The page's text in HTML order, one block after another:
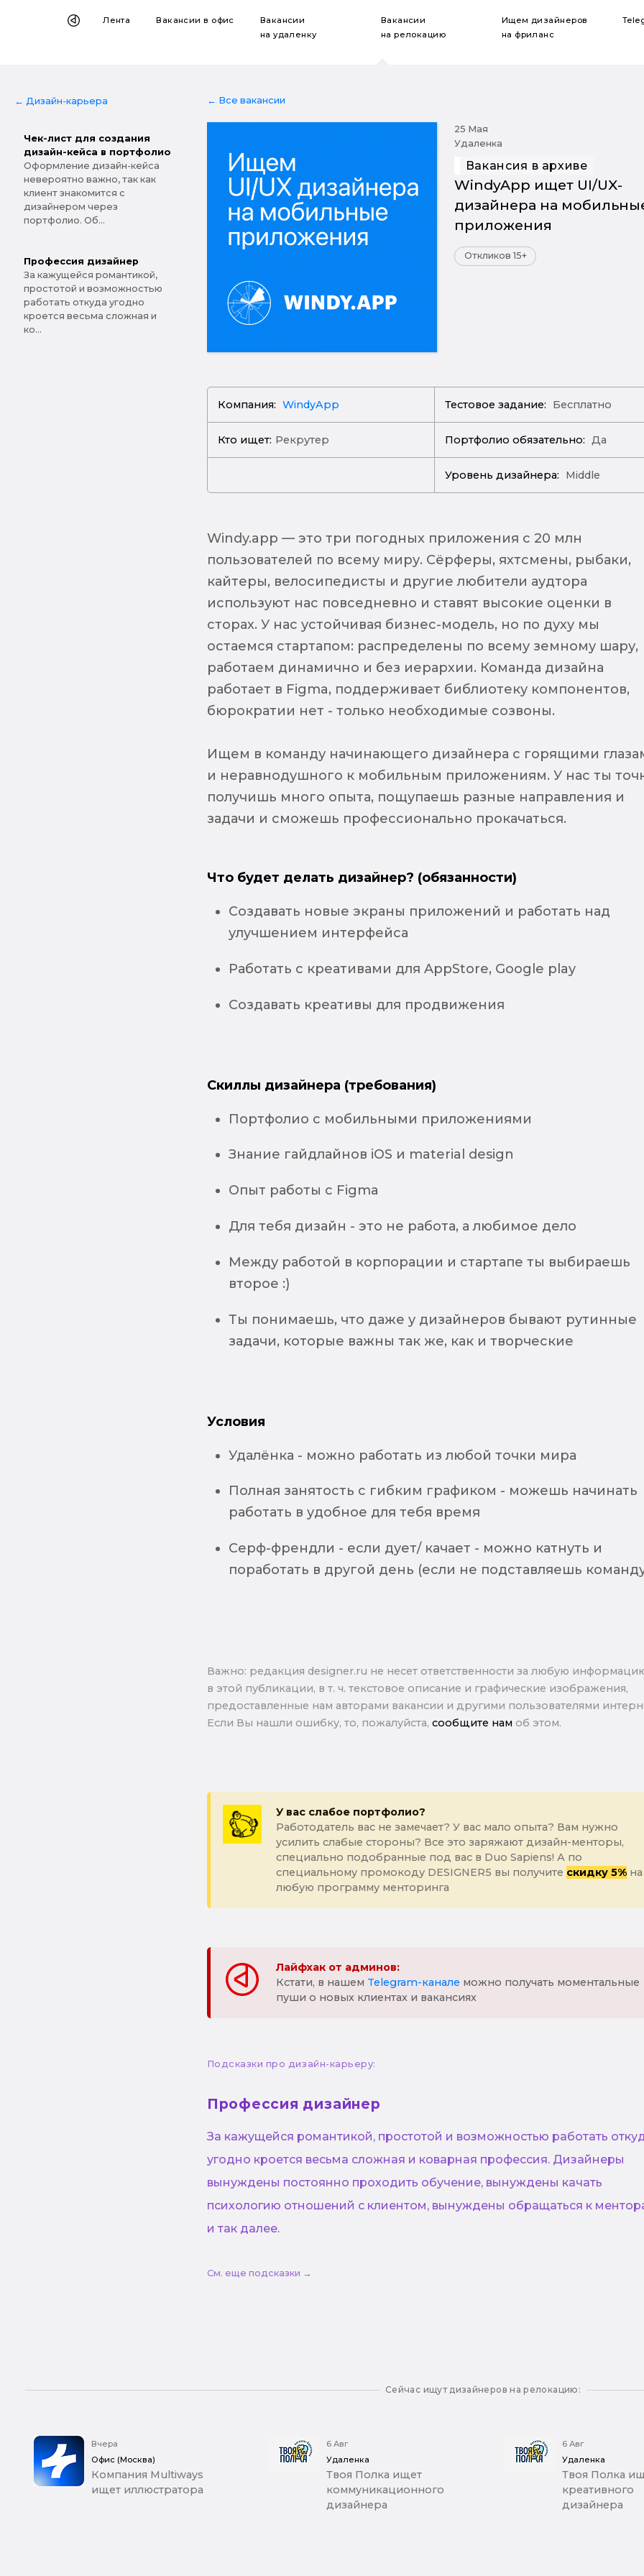
Лента Вакансиив офис
Вакансии
на удаленку
Вакансии
на релокацию
Ищем дизайнеров
на фриланс
← Дизайн-карьера
Чек-лист для создания
дизайн-кейса в портфолио
Оформление дизайн-кейса
невероятно важно, так как
клиент знакомится с
дизайнером через
портфолио. Об...
Профессия дизайнер
За кажущейся романтикой,
простотой и возможностью
работать откуда угодно
кроется весьма сложная и
ко...
← Все вакансии
25 Мая
Удаленка
Вакансия в архиве
WindyApp ищет UI/UX-
дизайнера на
приложения
Откликов 15+
Компания: WindyApp Тестовое задание: Бесплатно
Кто ищет: Рекрутер Портфолио обязательно: Да
Уровень дизайнера: Middle
Windy.app — это три погодных приложения с 20 млн
пользователей по всему миру. Сёрферы, яхтсмены, рыбаки,
кайтеры, велосипедисты и другие любители аудтора
используют нас повседневно и ставят высокие оценки в
сторах. У нас устойчивая бизнес-модель, но по духу мы
остаемся стартапом: распределены по всему земному шару,
работаем динамично и без иерархии. Команда дизайна
работает в Figma, поддерживает библиотеку компонентов,
бюрократии нет - только необходимые созвоны.
Ищем в команду начинающего дизайнера с горящими
и неравнодушного к мобильным приложениям. У нас ты
получишь много опыта, пощупаешь разные направления и
задачи и сможешь профессионально прокачаться.
Что будет делать дизайнер? (обязанности)
Создавать новые экраны приложений и работать над
улучшением интерфейса
Работать с креативами для AppStore, Google play
Cоздавать креативы для продвижения
Скиллы дизайнера (требования)
Портфолио с мобильными приложениями
Знание гайдлайнов iOS и material design
Опыт работы с Figma
Для тебя дизайн - это не работа, а любимое дело
Между работой в корпорации и стартапе ты выбираешь
второе :)
Ты понимаешь, что даже у дизайнеров бывают рутинные
задачи, которые важны так же, как и творческие
Условия
Удалёнка - можно работать из любой точки мира
Полная занятость с гибким графиком - можешь начинать
работать в удобное для тебя время
Серф-френдли - если дует/ качает - можно катнуть и
поработать в другой день (если не подставляешь
Важно: pедакция designer.ru не несет ответственности за любую
в этой публикации, в т. ч. текстовое описание и графические изображения,
предоставленные нам авторами вакансии и другими пользователями
Если Вы нашли ошибку, то, пожалуйста, сообщите нам об этом.
У вас слабое портфолио?
Работодатель вас не замечает? У вас мало опыта? Вам нужно
усилить слабые стороны? Все это заряжают дизайн-менторы,
специально подобранные под вас в Duo Sapiens! А по
специальному промокоду DESIGNER5 вы получите скидку 5%на
любую программу менторинга
Лайфхак от админов:
Кстати, в нашем Telegram-канале можно получать моментальные
пуши о новых клиентах и вакансиях
Подсказки про дизайн-карьеру:
Профессия дизайнер
За кажущейся романтикой, простотой и возможностью работать
угодно кроется весьма сложная и коварная профессия. Дизайнеры
вынуждены постоянно проходить обучение, вынуждены качать
психологию отношений с клиентом, вынуждены обращаться к
и так далее.
См. еще подсказки →
Сейчас ищут дизайнеров на релокацию:
Вчера
Офис (Москва)
Компания Multiways
ищет иллюстратора
6 Авг
Удаленка
Твоя Полка ищет
коммуникационного
дизайнера
6 Авг
Удаленка
Твоя Полка
креативного
дизайнера